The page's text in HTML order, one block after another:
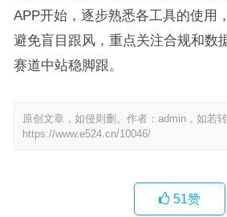
APP开始，逐步熟悉各工具的使用
避免盲目跟风，重点关注合规和数
赛道中站稳脚跟。
原创文章，如侵则删。作者：admin，如若
https://www.e524.cn/10046/
51赞